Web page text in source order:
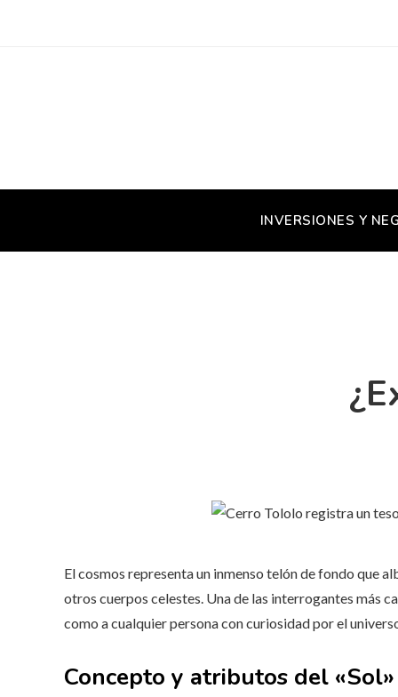
INVERSIONES Y
El cosmos representa un inmenso telón de fondo que
otros cuerpos celestes. Una de las interrogantes más
como a cualquier persona con curiosidad por el
Concepto y atributos del «Sol»